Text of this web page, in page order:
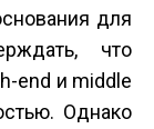
для
что
end и middle
Однако